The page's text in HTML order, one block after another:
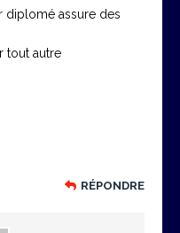
diplomé assure des
tout autre
RÉPONDRE